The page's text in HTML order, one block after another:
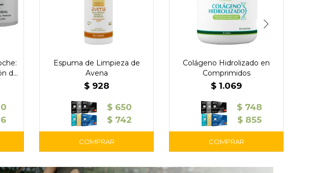
de
Espuma de Limpieza de
Avena
$ 928
$ 650
$ 742
Colágeno Hidrolizado en
Comprimidos
$ 1.069
$ 748
$ 855